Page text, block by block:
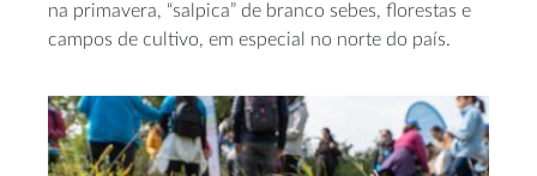
na primavera, “salpica” de branco sebes, florestas e
campos de cultivo, em especial no norte do país.